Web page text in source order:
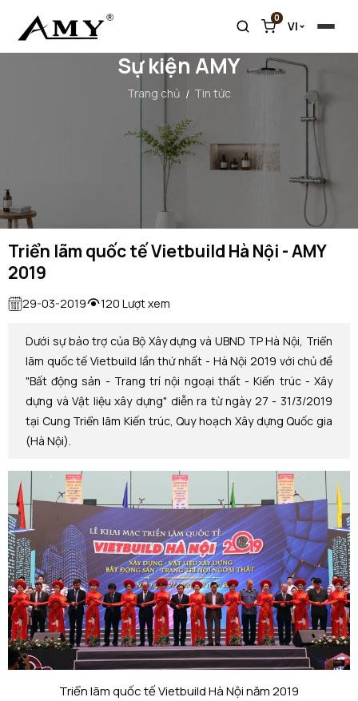
0
VI
Sự kiện AMY
Trang chủ Tin tức
Triển lãm quốc tế Vietbuild Hà Nội - AMY
2019
29-03-2019 120 Lượt xem
Dưới sự bảo trợ của Bộ Xây dựng và UBND TP Hà Nội, Triển
lãm quốc tế Vietbuild lần thứ nhất - Hà Nội 2019 với chủ đề
"Bất động sản - Trang trí nội ngoại thất - Kiến trúc - Xây
dựng và Vật liệu xây dựng" diễn ra từ ngày 27 - 31/3/2019
tại Cung Triển lãm Kiến trúc, Quy hoạch Xây dựng Quốc gia
(Hà Nội).
Triển lãm quốc tế Vietbuild Hà Nội năm 2019